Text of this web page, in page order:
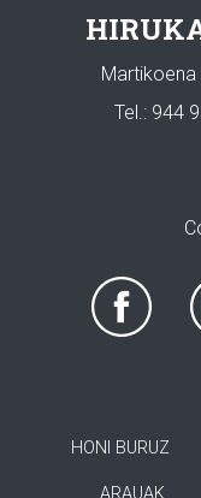
Tel.: 944
HONI BURUZ
ARAUAK